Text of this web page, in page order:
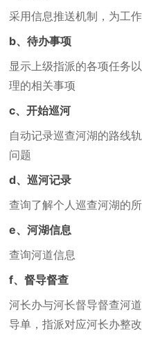
采用信息推送机制，为工
b、待办事项
显示上级指派的各项任务
理的相关事项
c、开始巡河
自动记录巡查河湖的路线
问题
d、巡河记录
查询了解个人巡查河湖的
e、河湖信息
查询河道信息
f、督导督查
河长办与河长督导督查河
导单，指派对应河长办整改